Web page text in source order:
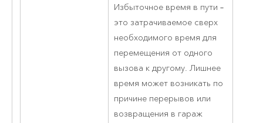
Избыточное время в пути –
это затрачиваемое сверх
необходимого время для
перемещения от одного
вызова к другому. Лишнее
время может возникать по
причине перерывов или
возвращения в гараж